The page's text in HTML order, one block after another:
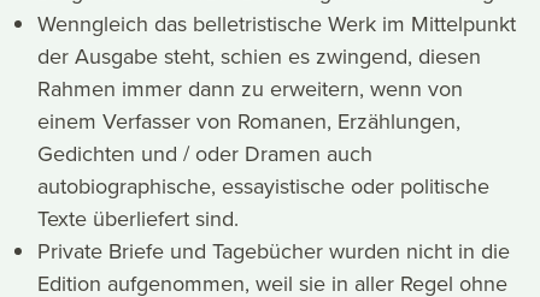
Wenngleich das belletristische Werk im Mittelpunkt
der Ausgabe steht, schien es zwingend, diesen
Rahmen immer dann zu erweitern, wenn von
einem Verfasser von Romanen, Erzählungen,
Gedichten und / oder Dramen auch
autobiographische, essayistische oder politische
Texte überliefert sind.
Private Briefe und Tagebücher wurden nicht in die
Edition aufgenommen, weil sie in aller Regel ohne